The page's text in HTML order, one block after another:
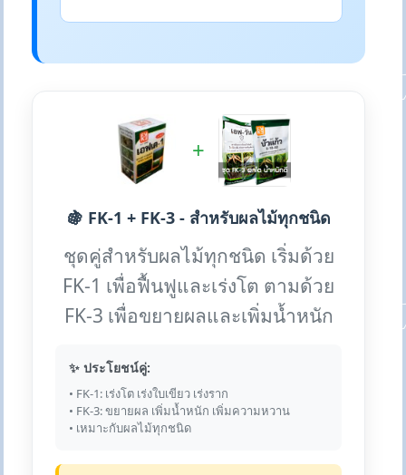
+
🍇 FK-1 + FK-3 - สำหรับผลไม้ทุกชนิด
ชุดคู่สำหรับผลไม้ทุกชนิด เริ่มด้วย
FK-1 เพื่อฟื้นฟูและเร่งโต ตามด้วย
FK-3 เพื่อขยายผลและเพิ่มน้ำหนัก
✨ ประโยชน์คู่:
• FK-1: เร่งโต เร่งใบเขียว เร่งราก
• FK-3: ขยายผล เพิ่มน้ำหนัก เพิ่มความหวาน
• เหมาะกับผลไม้ทุกชนิด